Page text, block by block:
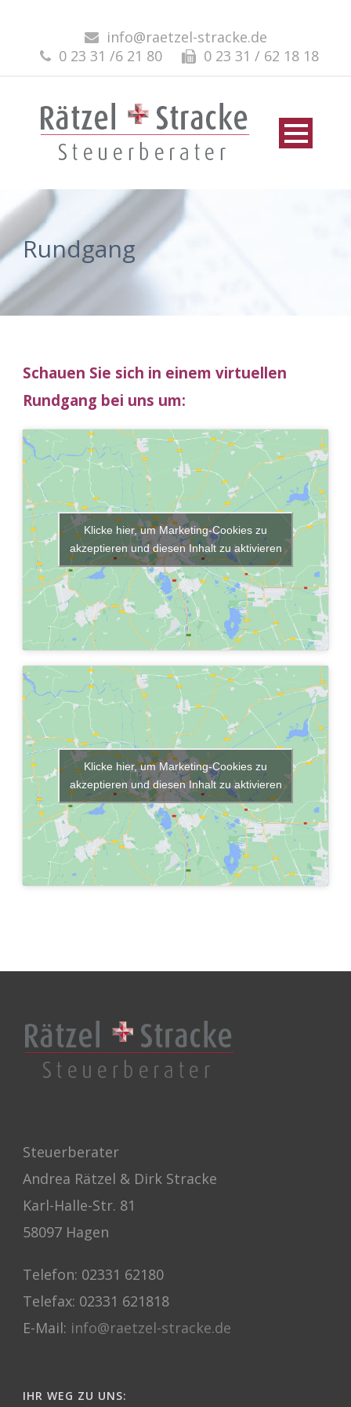
info@raetzel-stracke.de
0 23 31 /6 21 80
0 23 31 / 62 18 18
Rundgang
Schauen Sie sich in einem virtuellen
Rundgang bei uns um:
Klicke hier, um Marketing-Cookies zu
akzeptieren und diesen Inhalt zu aktivieren
Klicke hier, um Marketing-Cookies zu
akzeptieren und diesen Inhalt zu aktivieren
Steuerberater
Andrea Rätzel & Dirk Stracke
Karl-Halle-Str. 81
58097 Hagen
Telefon: 02331 62180
Telefax: 02331 621818
E-Mail: info@raetzel-stracke.de
IHR WEG ZU UNS: